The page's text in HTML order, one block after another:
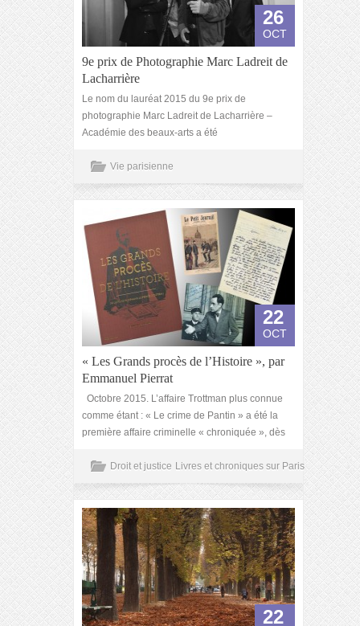
26
OCT
9e prix de Photographie Marc Ladreit de
Lacharrière
Le nom du lauréat 2015 du 9e prix de
photographie Marc Ladreit de Lacharrière –
Académie des beaux-arts a été
Vie parisienne
22
OCT
« Les Grands procès de l’Histoire », par
Emmanuel Pierrat
Octobre 2015. L’affaire Trottman plus connue
comme étant : « Le crime de Pantin » a été la
première affaire criminelle « chroniquée », dès
Droit et justice Livres et chroniques sur Paris
22